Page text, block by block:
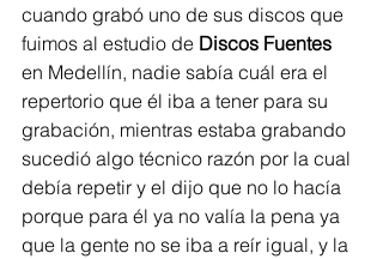
cuando grabó uno de sus discos que
fuimos al estudio de Discos Fuentes
en Medellín, nadie sabía cuál era el
repertorio que él iba a tener para su
grabación, mientras estaba grabando
sucedió algo técnico razón por la cual
debía repetir y el dijo que no lo hacía
porque para él ya no valía la pena ya
que la gente no se iba a reír igual, y la